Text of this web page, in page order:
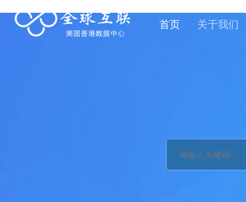
首页 关于我们